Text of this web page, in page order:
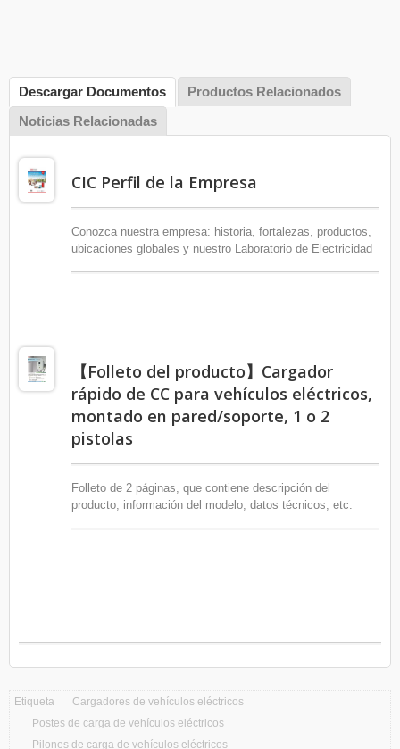
Descargar Documentos
Productos Relacionados
Noticias Relacionadas
CIC Perfil de la Empresa
Conozca nuestra empresa: historia, fortalezas, productos,
ubicaciones globales y nuestro Laboratorio de Electricidad
【Folleto del producto】Cargador
rápido de CC para vehículos eléctricos,
montado en pared/soporte, 1 o 2
pistolas
Folleto de 2 páginas, que contiene descripción del
producto, información del modelo, datos técnicos, etc.
Etiqueta
Cargadores de vehículos eléctricos
Postes de carga de vehículos eléctricos
Pilones de carga de vehículos eléctricos